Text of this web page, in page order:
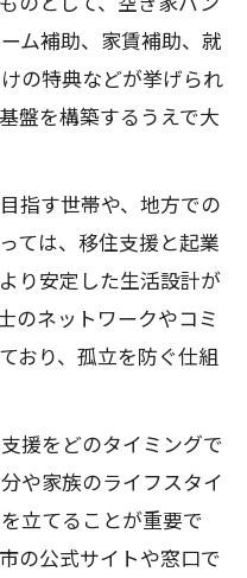
ム補助、家賃補助、就
の特典などが挙げられ
盤を構築するうえで大
指す世帯や、地方での
ては、移住支援と起業
り安定した生活設計が
のネットワークやコミ
おり、孤立を防ぐ仕組
援をどのタイミングで
や家族のライフスタイ
立てることが重要で
の公式サイトや窓口で